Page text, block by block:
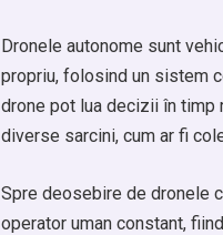
Dronele autonome sunt
propriu, folosind un sistem
drone pot lua decizii în timp
diverse sarcini, cum ar fi
Spre deosebire de dronele
operator uman constant,